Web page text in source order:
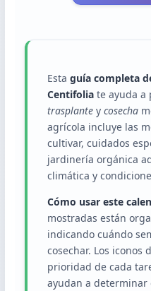
Esta guía completa
Centifolia te ayuda a
trasplante y cosecha
agrícola incluye las
cultivar, cuidados
jardinería orgánica
climática y
Cómo usar este
mostradas están
indicando cuándo
cosechar. Los iconos
prioridad de cada
ayudan a determinar